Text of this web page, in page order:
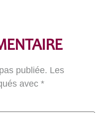
publiée. Les
avec *